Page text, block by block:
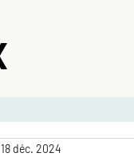
18 déc. 2024